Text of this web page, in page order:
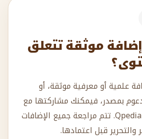
موثقة تتعلق
علمية أو معرفية موثقة، أو
بمصدر، فيمكنك مشاركتها مع
فريق التحرير في Qpedia. تتم مراجعة جميع الإضافات
قبل اعتمادها.